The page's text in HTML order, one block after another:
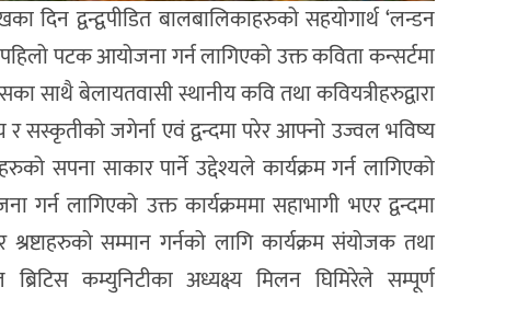
दिन द्वन्द्वपीडित बालबालिकाहरुको सहयोगार्थ ‘लन्डन
पटक आयोजना गर्न लागिएको उक्त कविता कन्सर्टमा
बेलायतवासी स्थानीय कवि तथा कवियत्रीहरुद्वारा
सस्कृतीको जगेर्ना एवं द्वन्दमा परेर आफ्नो उज्वल भविष्य
सपना साकार पार्ने उद्देश्यले कार्यक्रम गर्न लागिएको
लागिएको उक्त कार्यक्रममा सहाभागी भएर द्वन्दमा
सम्मान गर्नको लागि कार्यक्रम संयोजक तथा
कम्युनिटीका अध्यक्ष्य मिलन घिमिरेले सम्पूर्ण